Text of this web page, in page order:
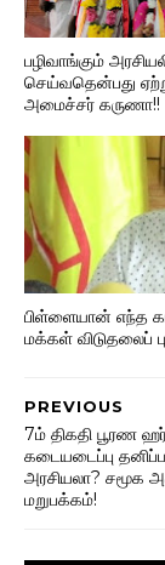
பழிவாங்கும்
செய்வதென்பது
அமைச்சர் கருணா!!
பிள்ளையான் எந்த
மக்கள் விடுதலைப்
PREVIOUS
7ம் திகதி பூரண
கடையடைப்பு
அரசியலா? சமூக
மறுபக்கம்!